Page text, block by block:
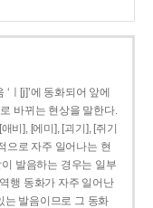
‘ㅣ[j]’에 동화되어 앞에
로 바뀌는 현상을 말한다.
비], [에미], [괴기], [쥐기
으로 자주 일어나는 현
발음하는 경우는 일부
행 동화가 자주 일어난
는 발음이므로 그 동화